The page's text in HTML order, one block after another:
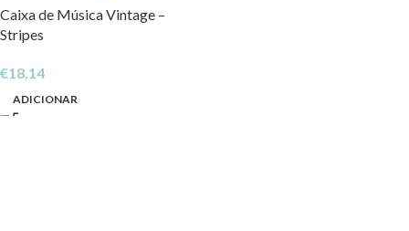
Caixa de Música Vintage –
Stripes
€18,14
ADICIONAR